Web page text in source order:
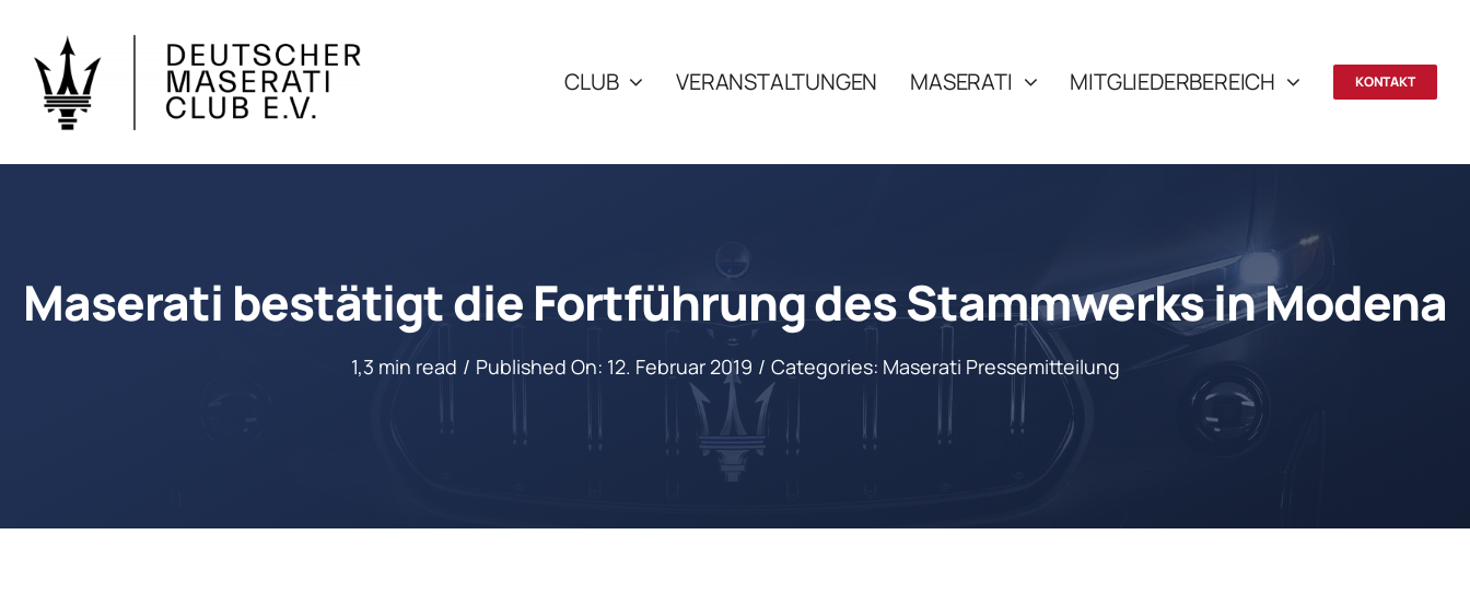
springen
CLUB VERANSTALTUNGEN MASERATI MITGLIEDERBEREICH KONTAKT
Maserati bestätigt die Fortführung des Stammwerks in Modena
1,3 min read / Published On: 12. Februar 2019 / Categories: Maserati Pressemitteilung